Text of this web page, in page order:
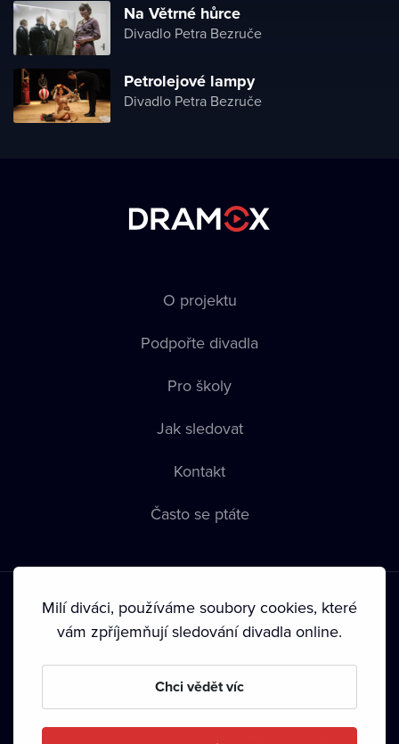
Na Větrné hůrce
Divadlo Petra Bezruče
Petrolejové lampy
Divadlo Petra Bezruče
O projektu
Podpořte divadla
Pro školy
Jak sledovat
Kontakt
Často se ptáte
Podmínky používání • Ochrana soukromí • Zásady používání
• Autorská práva•
Milí diváci, používáme soubory cookies, které
vám zpříjemňují sledování divadla online.
Chci vědět víc